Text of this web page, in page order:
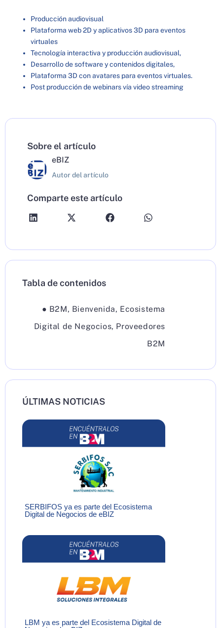
Producción audiovisual
Plataforma web 2D y aplicativos 3D para eventos
virtuales
Tecnología interactiva y producción audiovisual,
Desarrollo de software y contenidos digitales,
Plataforma 3D con avatares para eventos virtuales.
Post producción de webinars vía video streaming
Sobre el artículo
eBIZ
Autor del artículo
Comparte este artículo
Tabla de contenidos
● B2M, Bienvenida, Ecosistema
Digital de Negocios, Proveedores
B2M
ÚLTIMAS NOTICIAS
SERBIFOS ya es parte del Ecosistema
Digital de Negocios de eBIZ
LBM ya es parte del Ecosistema Digital de